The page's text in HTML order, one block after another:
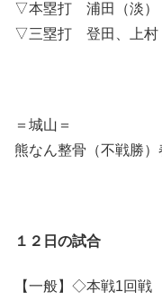
▽本塁打 浦田（淡）
▽三塁打 登田、上村
＝城山＝
熊なん整骨（不戦勝
１２日の試合
【一般】◇本戦1回戦